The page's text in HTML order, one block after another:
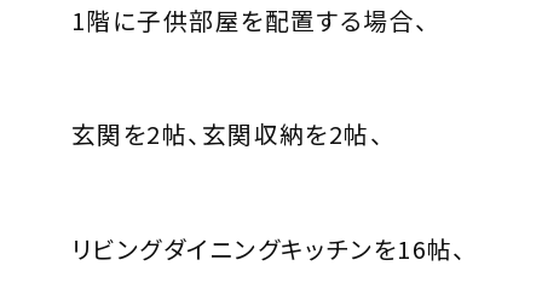
1階に子供部屋を配置する場合、
玄関を2帖、玄関収納を2帖、
リビングダイニングキッチンを16帖、